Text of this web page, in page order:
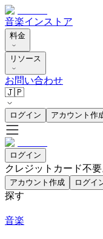
音楽インストア
料金
リソース
お問い合わせ
🇯🇵
ログイン アカウント作
ログイン
クレジットカード不
アカウント作成 ログイ
探す
音楽